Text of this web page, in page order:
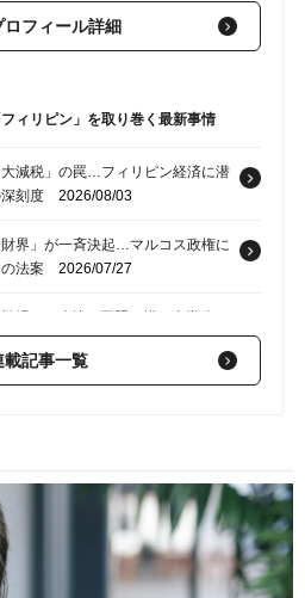
ロフィール詳細
ィリピン」を取り巻く最新事情
減税」の罠…フィリピン経済に潜
刻度 2026/08/03
界」が一斉決起…マルコス政権に
法案 2026/07/27
20
リピン経済」を阻む〈中東原油
界のサプライチェーン「次世代の
る残酷な現実2026/07/06
載記事一覧